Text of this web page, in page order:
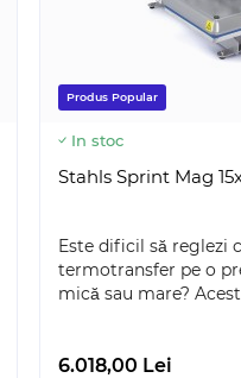
Produs Popular
In stoc
Stahls Sprint Mag
Este dificil să reglezi
termotransfer pe o
mică sau mare?
6.018,00 Lei